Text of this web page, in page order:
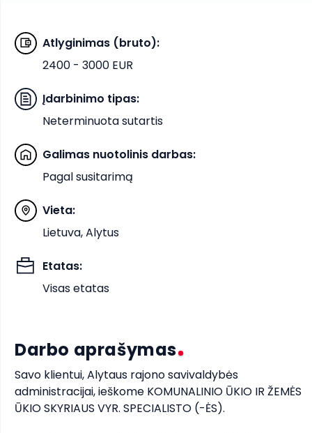
Atlyginimas (bruto):
2400 - 3000 EUR
Įdarbinimo tipas:
Neterminuota sutartis
Galimas nuotolinis darbas:
Pagal susitarimą
Vieta:
Lietuva, Alytus
Etatas:
Visas etatas
Darbo aprašymas
Savo klientui, Alytaus rajono savivaldybės
administracijai, ieškome KOMUNALINIO ŪKIO IR ŽEMĖS
ŪKIO SKYRIAUS VYR. SPECIALISTO (-ĖS).